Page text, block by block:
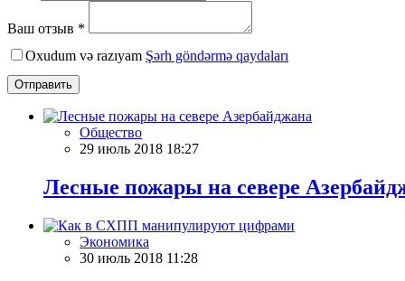
Ваш отзыв *
Oxudum və razıyam Şərh göndərmə qaydaları
Отправить
Общество
29 июль 2018 18:27
Лесные пожары на севере
Экономика
30 июль 2018 11:28